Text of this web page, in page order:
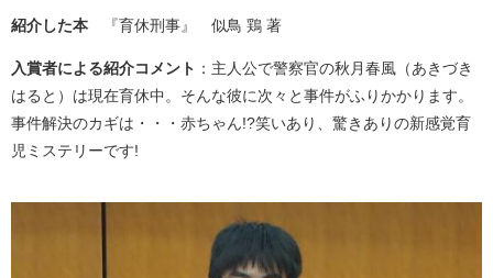
紹介した本 『育休刑事』 似鳥 鶏 著
入賞者による紹介コメント ：主人公で警察官の秋月春風（あきづき
はると）は現在育休中。そんな彼に次々と事件がふりかかります。
事件解決のカギは・・・赤ちゃん!?笑いあり、驚きありの新感覚育
児ミステリーです!